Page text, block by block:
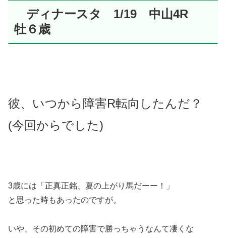
ディナースタ 1/19 中山4R
牡６歳
彼、いつから障害R転向したんだ？
(今回からでした)
3歳には「正真正銘、夏の上がり馬だーー！」
と思った時もあったのですが。
いや、その初めての障害で勝っちゃうなんて凄くな